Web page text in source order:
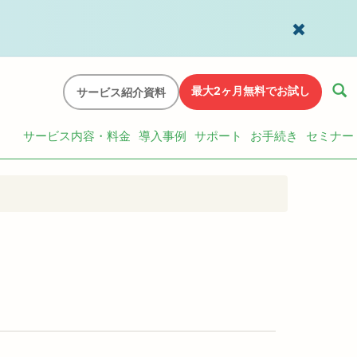
サービス紹介資料 最大2ヶ月無料でお試し
サービス内容・料金 導入事例 サポート お手続き セミナー